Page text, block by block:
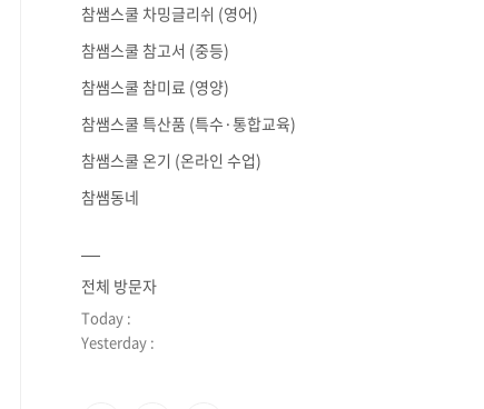
참쌤스쿨 차밍글리쉬 (영어)
참쌤스쿨 참고서 (중등)
참쌤스쿨 참미료 (영양)
참쌤스쿨 특산품 (특수·통합교육)
참쌤스쿨 온기 (온라인 수업)
참쌤동네
전체 방문자
Today :
Yesterday :